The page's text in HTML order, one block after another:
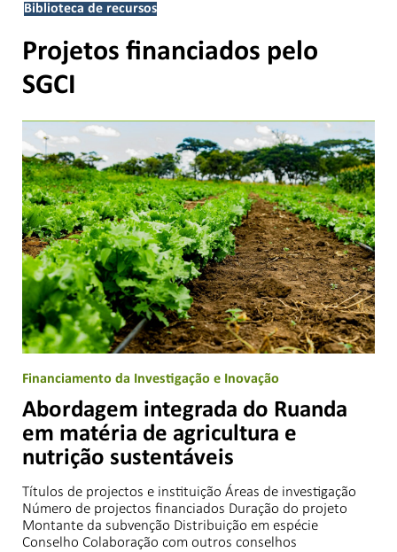
Biblioteca de recursos
Projetos financiados pelo
SGCI
Financiamento da Investigação e Inovação
Abordagem integrada do Ruanda
em matéria de agricultura e
nutrição sustentáveis
Títulos de projectos e instituição Áreas de investigação
Número de projectos financiados Duração do projeto
Montante da subvenção Distribuição em espécie
Conselho Colaboração com outros conselhos